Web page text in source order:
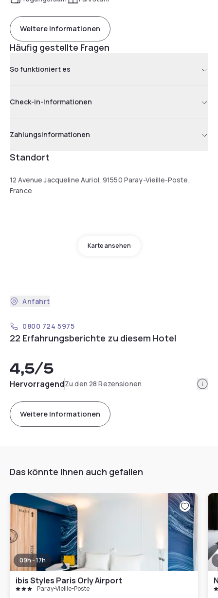
Weitere Informationen
Häufig gestellte Fragen
So funktioniert es
Check-in-Informationen
Zahlungsinformationen
Standort
12 Avenue Jacqueline Auriol, 91550 Paray-Vieille-Poste,
France
Karte ansehen
Anfahrt
0800 724 5975
22 Erfahrungsberichte zu diesem Hotel
4,5/5
HervorragendZu den 28 Rezensionen
Weitere Informationen
Das könnte Ihnen auch gefallen
09h - 17h
ibis Styles Paris Orly Airport
Paray-Vieille-Poste